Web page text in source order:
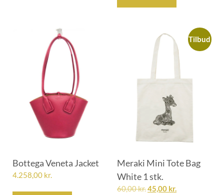
Bottega Veneta Jacket
4.258,00 kr.
Tilbud
Meraki Mini Tote Bag
White 1 stk.
60,00kr.45,00 kr.